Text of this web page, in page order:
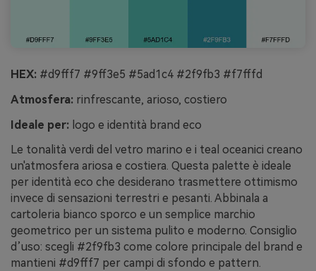
HEX: #d9fff7 #9ff3e5 #5ad1c4 #2f9fb3 #f7fffd
Atmosfera: rinfrescante, arioso, costiero
Ideale per: logo e identità brand eco
Le tonalità verdi del vetro marino e i teal oceanici creano
un'atmosfera ariosa e costiera. Questa palette è ideale
per identità eco che desiderano trasmettere ottimismo
invece di sensazioni terrestri e pesanti. Abbinala a
cartoleria bianco sporco e un semplice marchio
geometrico per un sistema pulito e moderno. Consiglio
d’uso: scegli #2f9fb3 come colore principale del brand e
mantieni #d9fff7 per campi di sfondo e pattern.